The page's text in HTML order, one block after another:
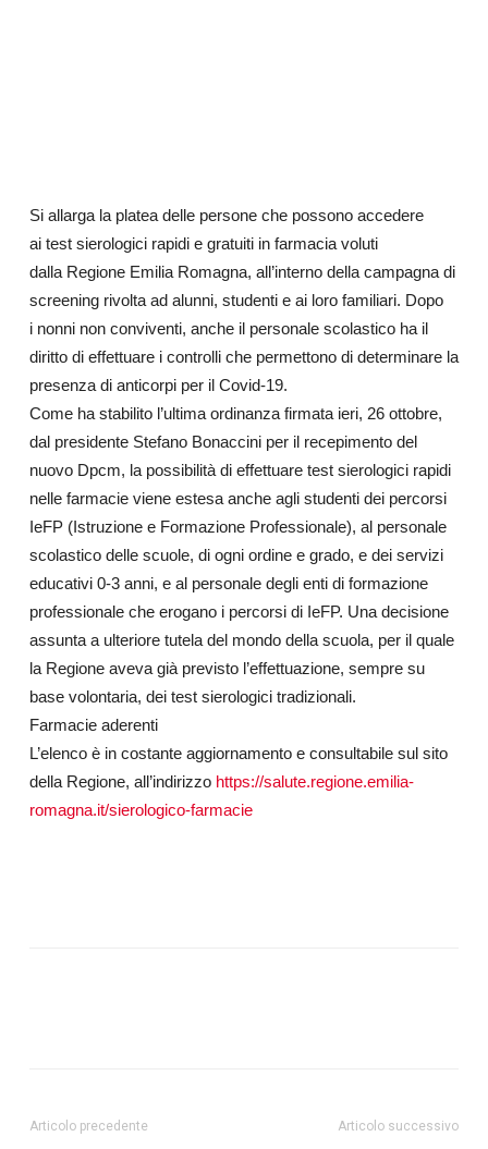
Si allarga la platea delle persone che possono accedere
ai test sierologici rapidi e gratuiti in farmacia voluti
dalla Regione Emilia Romagna, all’interno della campagna di
screening rivolta ad alunni, studenti e ai loro familiari. Dopo
i nonni non conviventi, anche il personale scolastico ha il
diritto di effettuare i controlli che permettono di determinare la
presenza di anticorpi per il Covid-19.
Come ha stabilito l’ultima ordinanza firmata ieri, 26 ottobre,
dal presidente Stefano Bonaccini per il recepimento del
nuovo Dpcm, la possibilità di effettuare test sierologici rapidi
nelle farmacie viene estesa anche agli studenti dei percorsi
IeFP (Istruzione e Formazione Professionale), al personale
scolastico delle scuole, di ogni ordine e grado, e dei servizi
educativi 0-3 anni, e al personale degli enti di formazione
professionale che erogano i percorsi di IeFP. Una decisione
assunta a ulteriore tutela del mondo della scuola, per il quale
la Regione aveva già previsto l’effettuazione, sempre su
base volontaria, dei test sierologici tradizionali.
Farmacie aderenti
L’elenco è in costante aggiornamento e consultabile sul sito
della Regione, all’indirizzo https://salute.regione.emilia-
romagna.it/sierologico-farmacie
Articolo precedente Articolo successivo